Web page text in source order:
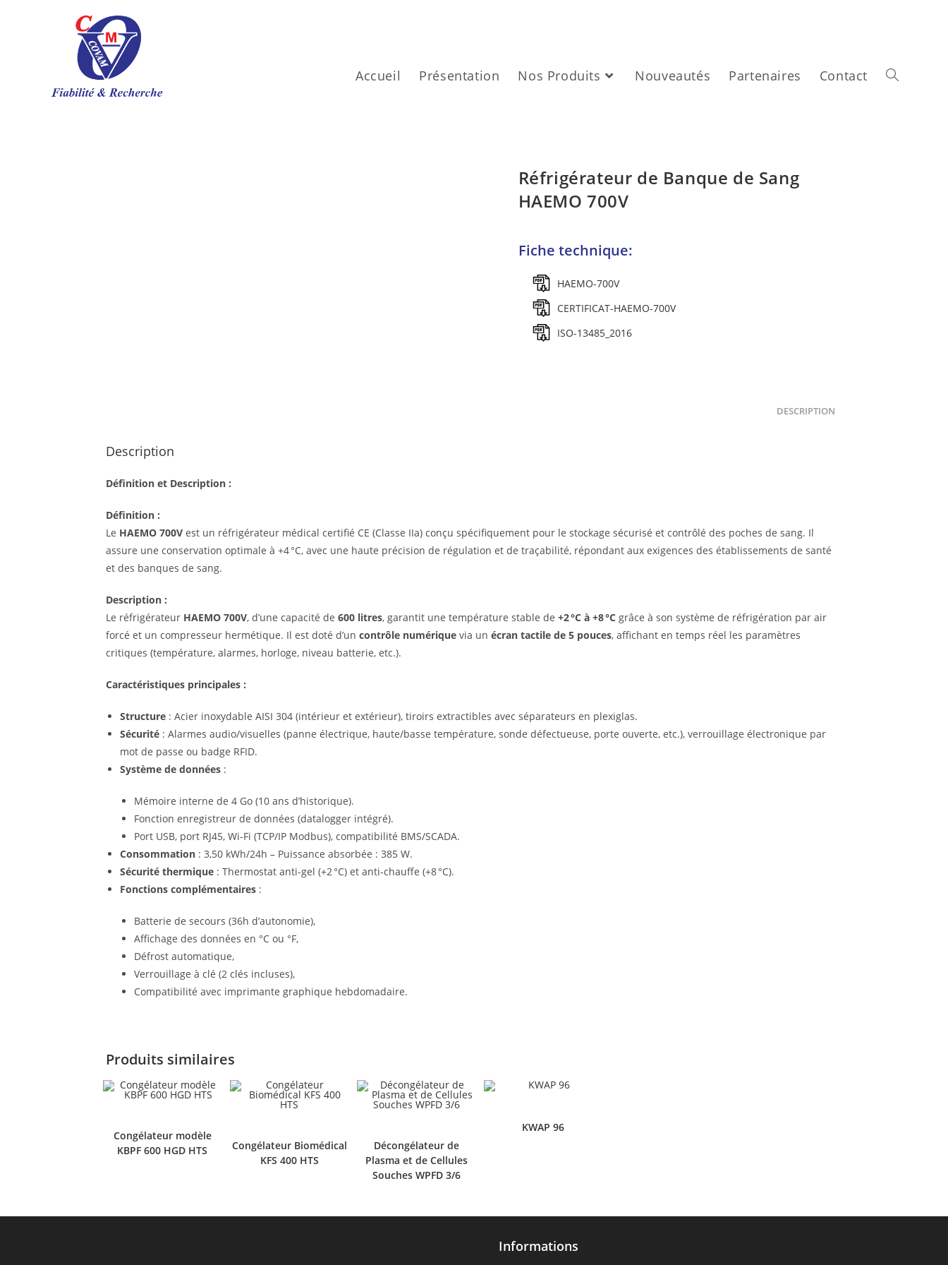
Accueil Présentation Nos Produits Nouveautés Partenaires Contact
Réfrigérateur de Banque de Sang
HAEMO 700V
Fiche technique:
HAEMO-700V
CERTIFICAT-HAEMO-700V
ISO-13485_2016
DESCRIPTION
Description
Définition et Description :
Définition :
Le HAEMO 700V est un réfrigérateur médical certifié CE (Classe IIa) conçu spécifiquement pour le stockage sécurisé et contrôlé des poches de sang. Il
assure une conservation optimale à +4 °C, avec une haute précision de régulation et de traçabilité, répondant aux exigences des établissements de santé
et des banques de sang.
Description :
Le réfrigérateur HAEMO 700V, d’une capacité de 600 litres, garantit une température stable de +2 °C à +8 °C grâce à son système de réfrigération par air
forcé et un compresseur hermétique. Il est doté d’un contrôle numérique via un écran tactile de 5 pouces, affichant en temps réel les paramètres
critiques (température, alarmes, horloge, niveau batterie, etc.).
Caractéristiques principales :
Structure : Acier inoxydable AISI 304 (intérieur et extérieur), tiroirs extractibles avec séparateurs en plexiglas.
Sécurité : Alarmes audio/visuelles (panne électrique, haute/basse température, sonde défectueuse, porte ouverte, etc.), verrouillage électronique par
mot de passe ou badge RFID.
Système de données :
Mémoire interne de 4 Go (10 ans d’historique).
Fonction enregistreur de données (datalogger intégré).
Port USB, port RJ45, Wi-Fi (TCP/IP Modbus), compatibilité BMS/SCADA.
Consommation : 3,50 kWh/24h – Puissance absorbée : 385 W.
Sécurité thermique : Thermostat anti-gel (+2 °C) et anti-chauffe (+8 °C).
Fonctions complémentaires :
Batterie de secours (36h d’autonomie),
Affichage des données en °C ou °F,
Défrost automatique,
Verrouillage à clé (2 clés incluses),
Compatibilité avec imprimante graphique hebdomadaire.
Produits similaires
Congélateur modèle
KBPF 600 HGD HTS
Congélateur Biomédical
KFS 400 HTS
Décongélateur de
Plasma et de Cellules
Souches WPFD 3/6
KWAP 96
Informations